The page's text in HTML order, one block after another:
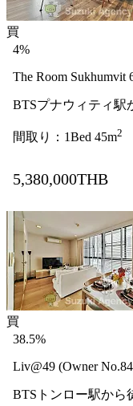
買
4%
The Room Sukhumvit
BTSプナウィティ駅
間取り：1Bed 45m2
5,380,000THB
買
38.5%
Liv@49 (Owner
BTSトンロー駅から